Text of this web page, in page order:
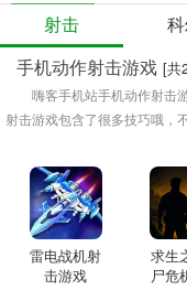
射击
手机动作射击游戏 [共
嗨客手机站手机动作射击
射击游戏包含了很多技巧哦，
雷电战机射
击游戏
求生
尸危